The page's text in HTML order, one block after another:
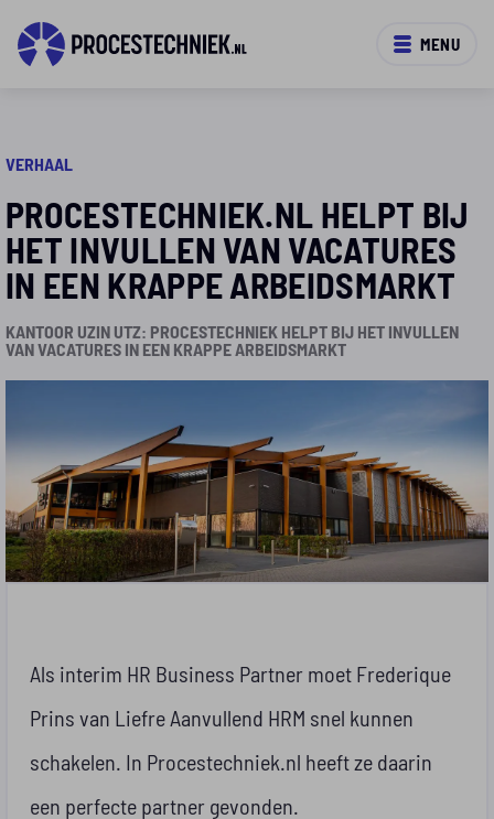
MENU
VERHAAL
PROCESTECHNIEK.NL HELPT BIJ
HET INVULLEN VAN VACATURES
IN EEN KRAPPE ARBEIDSMARKT
KANTOOR UZIN UTZ: PROCESTECHNIEK HELPT BIJ HET INVULLEN
VAN VACATURES IN EEN KRAPPE ARBEIDSMARKT
Als interim HR Business Partner moet Frederique
Prins van Liefre Aanvullend HRM snel kunnen
schakelen. In Procestechniek.nl heeft ze daarin
een perfecte partner gevonden.